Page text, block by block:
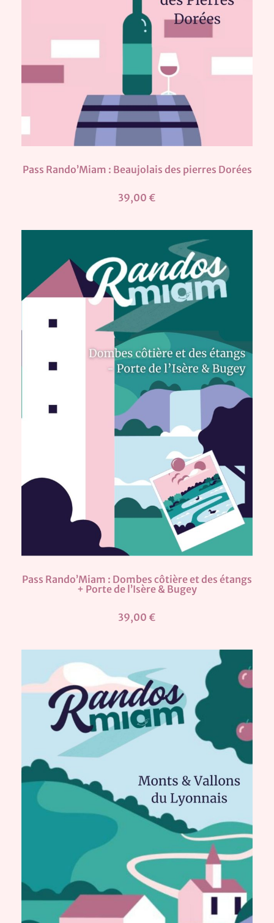
Pass Rando’Miam : Beaujolais des pierres Dorées
39,00 €
Pass Rando’Miam : Dombes côtière et des étangs
+ Porte de l’Isère & Bugey
39,00 €